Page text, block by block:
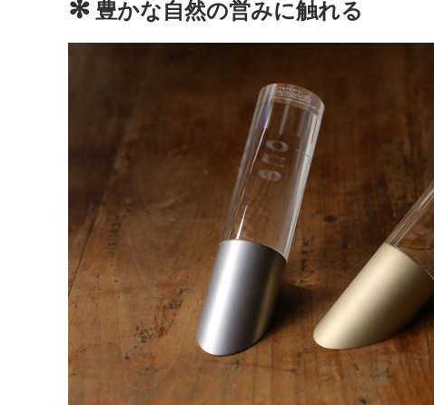
✻ 豊かな自然の営みに触れる